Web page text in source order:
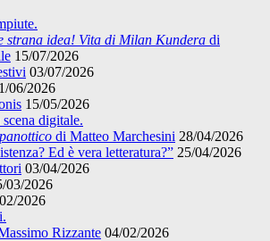
strana idea! Vita di Milan Kundera di
15/07/2026
03/07/2026
06/2026
15/05/2026
digitale.
di Matteo Marchesini 28/04/2026
Ed è vera letteratura?” 25/04/2026
03/04/2026
03/2026
2026
Rizzante 04/02/2026